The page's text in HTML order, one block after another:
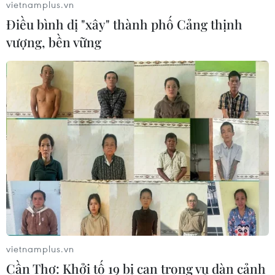
Mã số vùng trồng - “chìa khóa” đưa nông
sản Việt vươn xa
17/04/2022 01:23
Mã số vùng trồng được hiểu là mã số định danh cho
một vùng sản xuất, đây cũng chính là “chìa khóa” để
mở ra những cánh cửa cho nông sản Việt vươn xa.
vietnamplus.vn
Điều bình dị "xây" thành phố Cảng thịnh
vượng, bền vững
vietnamplus.vn
Cần Thơ: Khởi tố 19 bị can trong vụ dàn cảnh